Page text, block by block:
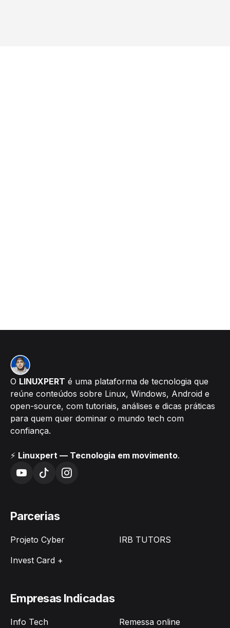
O LINUXPERT é uma plataforma de tecnologia que
reúne conteúdos sobre Linux, Windows, Android e
open-source, com tutoriais, análises e dicas práticas
para quem quer dominar o mundo tech com
confiança.
⚡ Linuxpert — Tecnologia em movimento.
Parcerias
Projeto Cyber
IRB TUTORS
Invest Card +
Empresas Indicadas
Info Tech Remessa online